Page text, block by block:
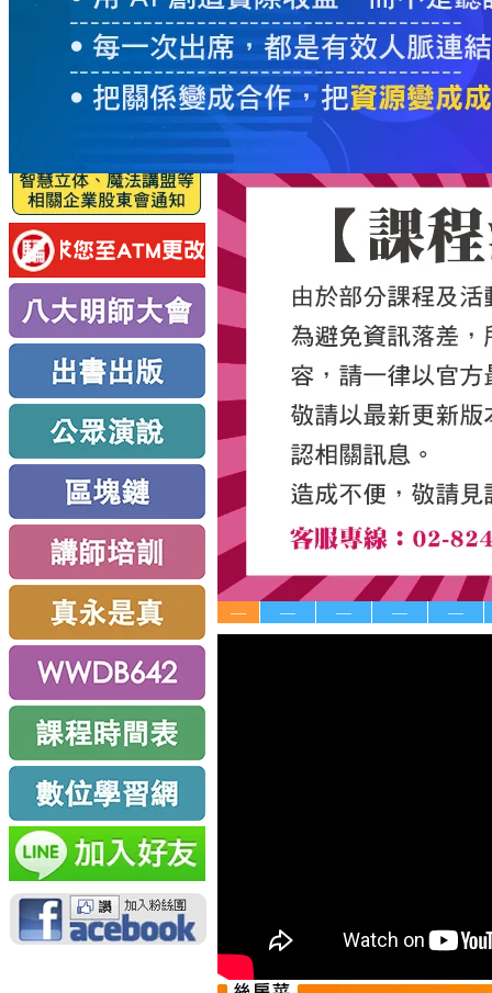
新
思
路
— — — — —